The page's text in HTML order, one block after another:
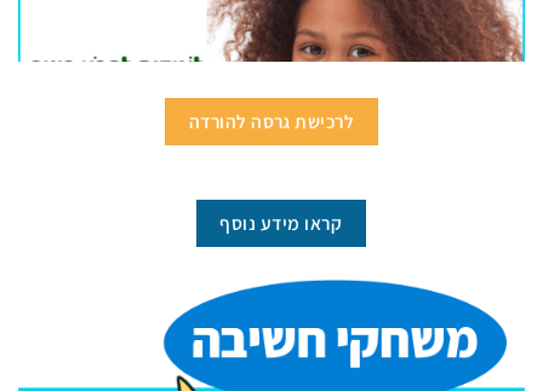
לרכישת גרסה להורדה
קראו מידע נוסף